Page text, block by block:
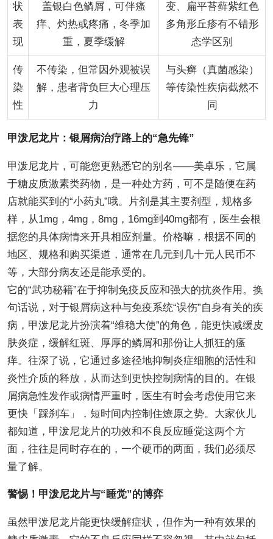
状
表
现
盖银白色鳞屑，可伴瘙
痒、灼热或疼痛，冬季加
重，夏季缓解
变、扁平苔藓紫红色
多角形丘疹有不错形
态学区别
传
染
性
不传染，但常因外观被误
解，患者背负巨大心理压
力
与头癣（真菌感染）
等传染性疾病截然不
同
甲泼尼龙片：银屑病治疗路上的“急先锋”
甲泼尼龙片，可能您更熟悉它的别名——美卓乐，它属
于糖皮质激素类药物，是一种处方药，可不是随便在药
店就能买到的“小药丸”哦。片剂是其主要剂型，规格多
样，从1mg，4mg，8mg，16mg到40mg都有，医生会根
据您的具体病情来开具相应剂量。价格嘛，根据不同的
地区、规格和购买渠道，通常在几元到几十元人民币不
等，大部分病友还是能承受的。
它的“武功秘籍”在于抑制免疫反应和强大的抗炎作用。换
句话说，对于银屑病这种与免疫系统“误伤”自身有关的疾
病，甲泼尼龙片扮演着“维稳大使”的角色，能更快减缓皮
肤炎症，缓解红斑、厚厚的鳞屑和那份让人抓狂的瘙
痒。往深了说，它通过多途径地抑制炎症细胞的活性和
炎性介质的释放，从而达到更快控制病情的目的。在银
屑病急性发作或病情严重时，医生有时会考虑使用它来
更快「踩刹车」，短时间内控制住燎原之势。大家伙儿
都知道，甲泼尼龙片的功效和不良反应睡觉这两个方
面，往往是同时存在的，一个硬币的两面，我们必须尽
量了解。
警惕！甲泼尼龙片与“睡觉”的博弈
虽然甲泼尼龙片能更快缓解症状，但作为一种有效果的